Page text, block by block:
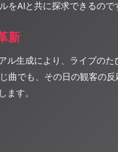
をAIと共に探求できるので
新
ル生成により、ライブの
曲でも、その日の観客の
ます。